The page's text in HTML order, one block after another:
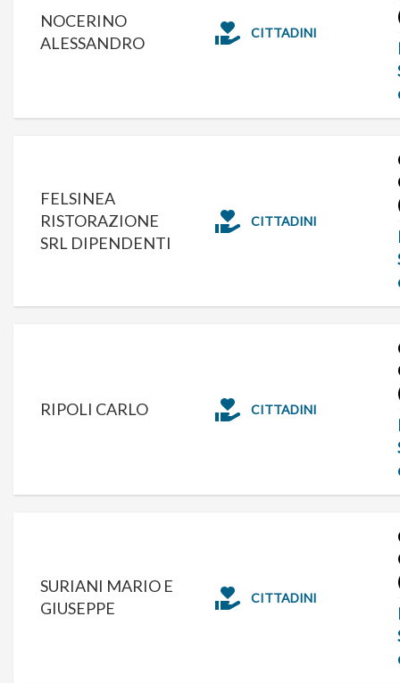
NOCERINO
ALESSANDRO
CITTADINI
FELSINEA
RISTORAZIONE
SRL DIPENDENTI
CITTADINI
RIPOLI CARLO CITTADINI
SURIANI MARIO E
GIUSEPPE
CITTADINI